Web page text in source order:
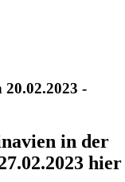
-
in der
hier